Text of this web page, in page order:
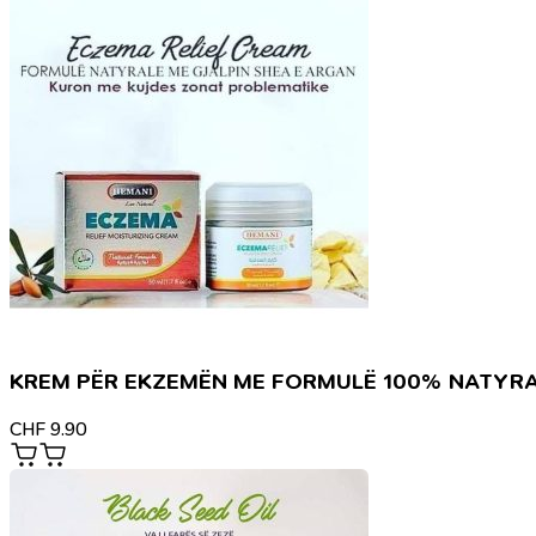
KREM PËR EKZEMËN ME FORMULË 100%
CHF 9.90